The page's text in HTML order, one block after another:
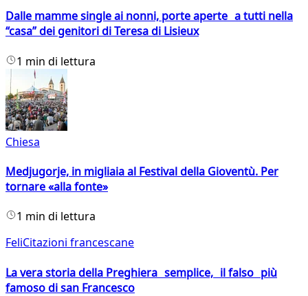
Dalle mamme single ai nonni, porte aperte a tutti nella
“casa” dei genitori di Teresa di Lisieux
1 min di lettura
Chiesa
Medjugorje, in migliaia al Festival della Gioventù. Per
tornare «alla fonte»
1 min di lettura
FeliCitazioni francescane
La vera storia della Preghiera semplice, il falso più
famoso di san Francesco